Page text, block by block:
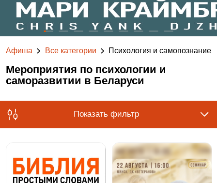
Афиша Все категории Психология и самопознание
Мероприятия по психологии и
саморазвитии в Беларуси
Показать фильтр